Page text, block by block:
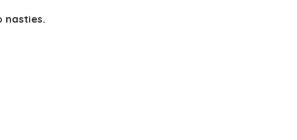
nasties.